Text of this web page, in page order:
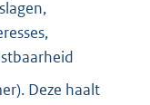
Deze haalt